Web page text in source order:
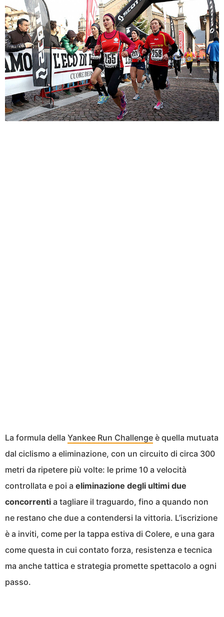
La formula della Yankee Run Challenge è quella mutuata
dal ciclismo a eliminazione, con un circuito di circa 300
metri da ripetere più volte: le prime 10 a velocità
controllata e poi a eliminazione degli ultimi due
concorrenti a tagliare il traguardo, fino a quando non
ne restano che due a contendersi la vittoria. L’iscrizione
è a inviti, come per la tappa estiva di Colere, e una gara
come questa in cui contato forza, resistenza e tecnica
ma anche tattica e strategia promette spettacolo a ogni
passo.